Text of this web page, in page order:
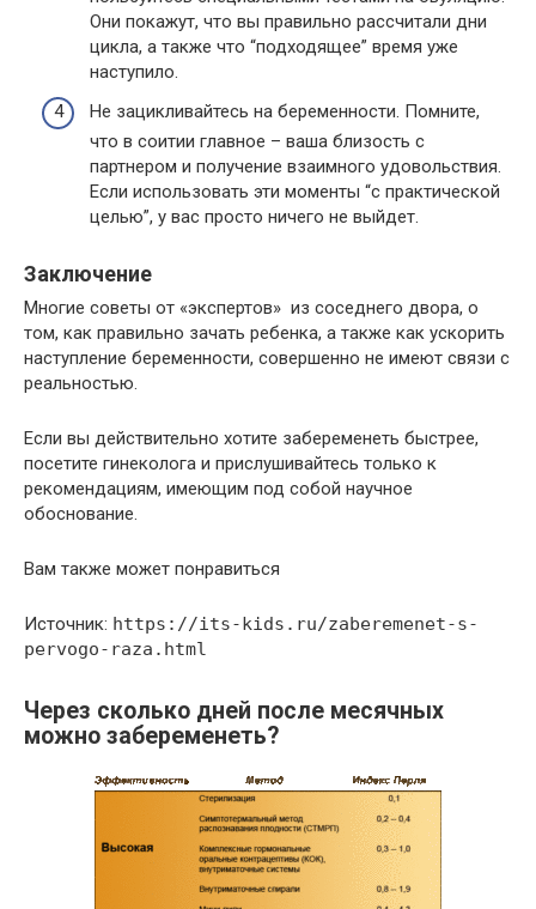
Они покажут, что вы правильно рассчитали дни
цикла, а также что “подходящее” время уже
наступило.
Не зацикливайтесь на беременности. Помните,
что в соитии главное – ваша близость с
партнером и получение взаимного удовольствия.
Если использовать эти моменты “с практической
целью”, у вас просто ничего не выйдет.
Заключение
Многие советы от «экспертов» из соседнего двора, о
том, как правильно зачать ребенка, а также как ускорить
наступление беременности, совершенно не имеют связи с
реальностью.
Если вы действительно хотите забеременеть быстрее,
посетите гинеколога и прислушивайтесь только к
рекомендациям, имеющим под собой научное
обоснование.
Вам также может понравиться
Источник: https://its-kids.ru/zaberemenet-s-
pervogo-raza.html
Через сколько дней после месячных
можно забеременеть?